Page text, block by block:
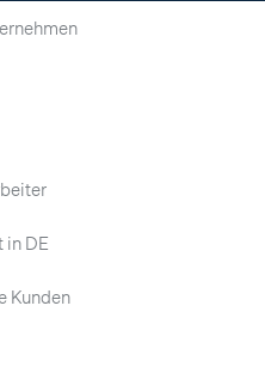
DE
Kunden